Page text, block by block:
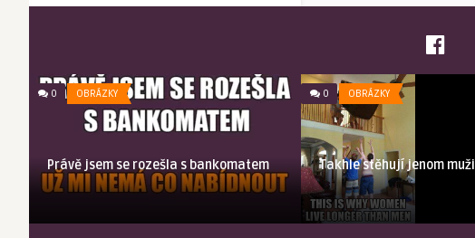
0 OBRÁZKY
Právě jsem se rozešla s bankomatem
0 OBRÁZKY
Takhle stěhují jenom muži